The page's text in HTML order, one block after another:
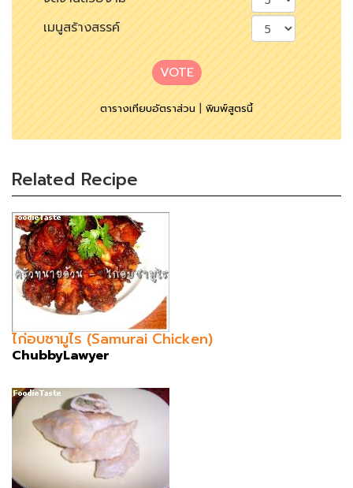
เมนูสร้างสรรค์
VOTE
ตารางเทียบอัตราส่วน|พิมพ์สูตรนี้
Related Recipe
ไก่อบซามูไร (Samurai Chicken)
ChubbyLawyer